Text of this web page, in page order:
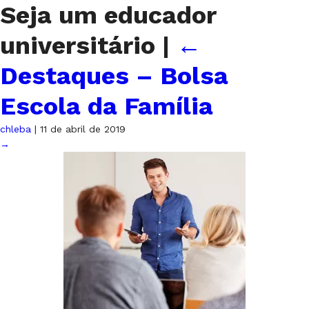
Seja um educador
universitário | ←
Destaques – Bolsa
Escola da Família
chleba | 11 de abril de 2019
→